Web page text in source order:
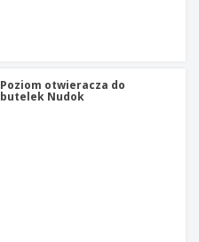
Poziom otwieracza do
butelek Nudok